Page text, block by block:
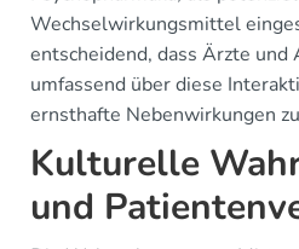
Wechselwirkungsmittel
entscheidend, dass Ärzte und
umfassend über diese
ernsthafte Nebenwirkungen
Kulturelle
und